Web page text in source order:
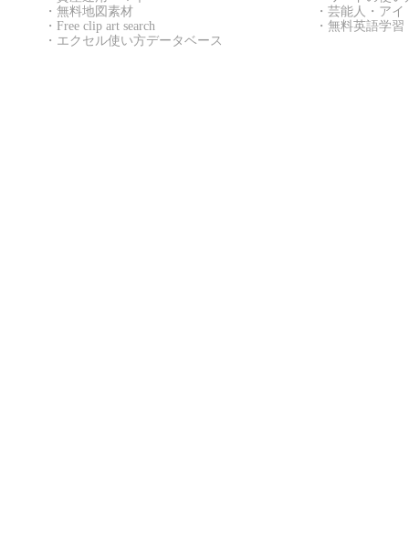
・ 無料地図素材
・ Free clip art search
・ エクセル使い方データベース
・ 芸能人・アイ
・ 無料英語学習